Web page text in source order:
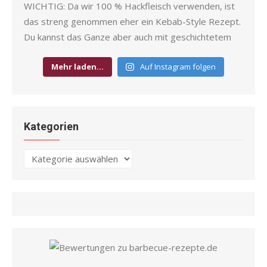
Mehr laden… Auf Instagram folgen
Kategorien
Kategorien